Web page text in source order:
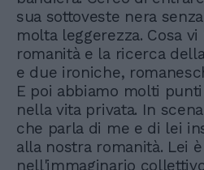
sua sottoveste nera
molta leggerezza. Cosa
romanità e la ricerca
e due ironiche,
E poi abbiamo molti
nella vita privata. In
che parla di me e di lei
alla nostra romanità. Lei
nell'immaginario